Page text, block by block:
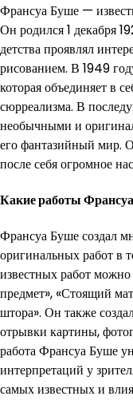
Франсуа Буше —
Он родился 1 декабря
детства проявлял
рисованием. В 1949
которая объединяет в
сюрреализма. В
необычными и
его фантазийный мир.
после себя огромное
Какие работы
Франсуа Буше создал
оригинальных работ в
известных работ
предмет», «Стоящий
штора». Он также
отрывки картины,
работа Франсуа Буше
интерпретаций у
самых известных и